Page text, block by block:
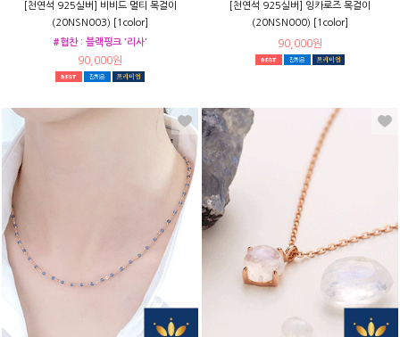
[천연석 925실버] 비비드 멀티 목걸이
(20NSN003) [1color]
#협찬 : 블랙핑크 '리사'
90,000원
[천연석 925실버] 잉카로즈 목걸이
(20NSN000) [1color]
90,000원